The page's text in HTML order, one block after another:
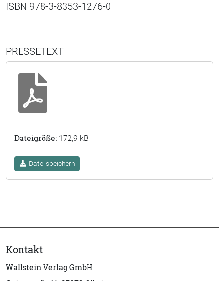
ISBN 978-3-8353-1276-0
PRESSETEXT
Dateigröße: 172,9 kB
Datei speichern
Kontakt
Wallstein Verlag GmbH